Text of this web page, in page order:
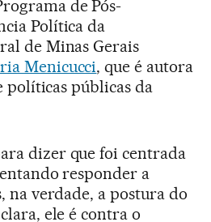
de Pós-
Política da
de Minas Gerais
Menicucci, que é autora
políticas públicas da
dizer que foi centrada
responder a
na verdade, a postura do
ele é contra o